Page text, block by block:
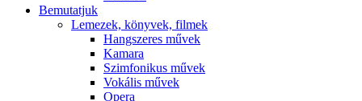
Bemutatjuk
Lemezek, könyvek, filmek
Hangszeres művek
Kamara
Szimfonikus művek
Vokális művek
Opera